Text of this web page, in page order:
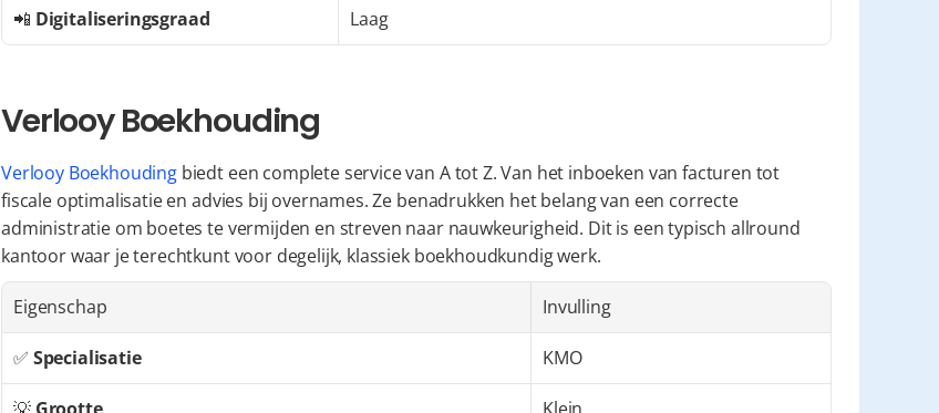
📲 Digitaliseringsgraad Laag
Verlooy Boekhouding
Verlooy Boekhouding biedt een complete service van A tot Z. Van het inboeken van facturen tot
fiscale optimalisatie en advies bij overnames. Ze benadrukken het belang van een correcte
administratie om boetes te vermijden en streven naar nauwkeurigheid. Dit is een typisch allround
kantoor waar je terechtkunt voor degelijk, klassiek boekhoudkundig werk.
Eigenschap Invulling
✅ Specialisatie KMO